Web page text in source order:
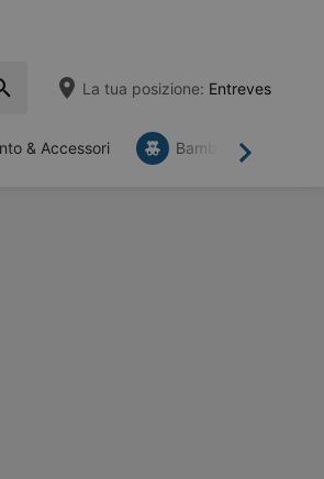
La tua posizione: Entreves
Avanti
& Accessori Bambini